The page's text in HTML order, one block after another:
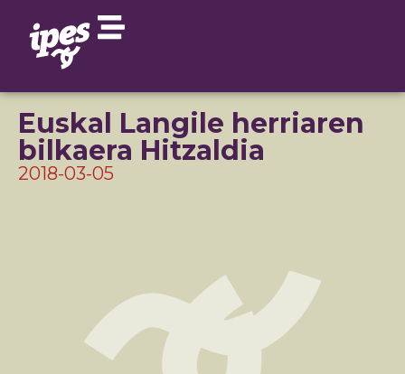
Euskal Langile herriaren
bilkaera Hitzaldia
2018-03-05